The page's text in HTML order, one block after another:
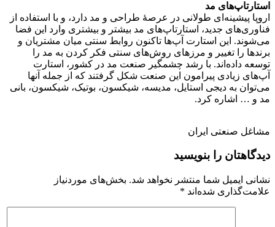
استارتاپ‌های مد
اروپا پیشینه‌ای طولانی در عرصهٔ طراحی و مد دارد، و با استفاده از
فناوری‌های جدید، استارتاپ‌های مد بیشتر و بیشتری وارد این فضا
می‌شوند. این استارت آپ‌ها تاکنون روابط سنتی میان مشتریان و
برندها را تغییر و مرزهای روش‌های سنتی فکر کردن به مد را
توسعه داده‌اند. با رشد چشمگیر صنعت مد در کشور، استارت
آپ‌های زیادی پیرامون این صنعت شکل گرفتند که از جمله آنها
می‌توان به دیجی استایل، مدیسه، شیکسون، بوتیک، شیکسون، بانی
مد و … اشاره کرد.
مشاغل صنعتی ایران
دیدگاهتان را بنویسید
نشانی ایمیل شما منتشر نخواهد شد. بخش‌های موردنیاز
علامت‌گذاری شده‌اند *